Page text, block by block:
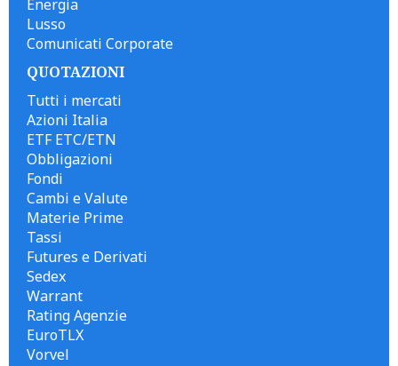
Energia
Lusso
Comunicati Corporate
QUOTAZIONI
Tutti i mercati
Azioni Italia
ETF ETC/ETN
Obbligazioni
Fondi
Cambi e Valute
Materie Prime
Tassi
Futures e Derivati
Sedex
Warrant
Rating Agenzie
EuroTLX
Vorvel